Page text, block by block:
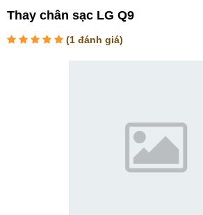
Thay chân sạc LG Q9
(1 đánh giá)